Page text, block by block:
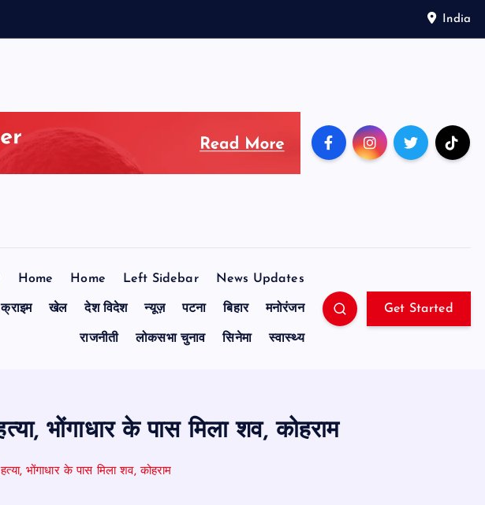
India
Home Home Left Sidebar News Updates
क्राइम खेल देश विदेश न्यूज़ पटना बिहार मनोरंजन
राजनीती लोकसभा चुनाव सिनेमा स्वास्थ्य
Get Started
भोंगाधार के पास मिला शव, कोहराम
भोंगाधार के पास मिला शव, कोहराम